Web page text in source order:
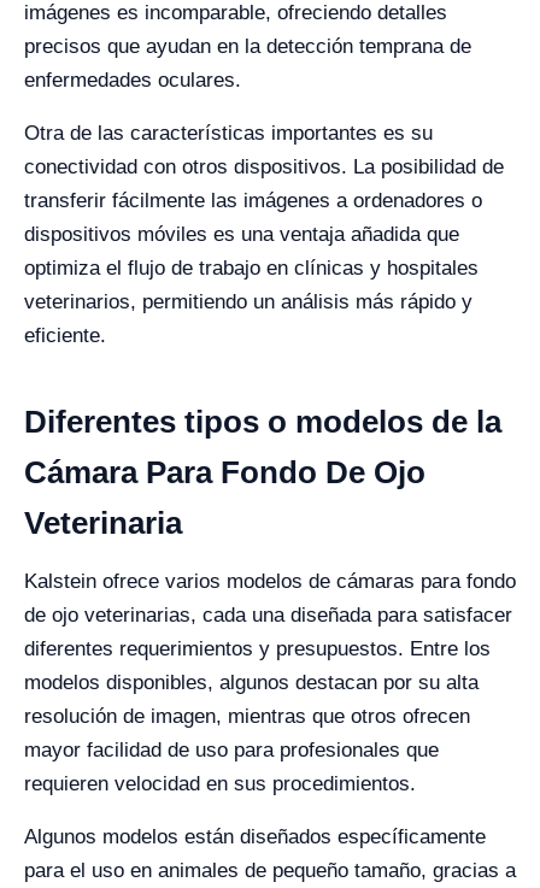
imágenes es incomparable, ofreciendo detalles
precisos que ayudan en la detección temprana de
enfermedades oculares.
Otra de las características importantes es su
conectividad con otros dispositivos. La posibilidad de
transferir fácilmente las imágenes a ordenadores o
dispositivos móviles es una ventaja añadida que
optimiza el flujo de trabajo en clínicas y hospitales
veterinarios, permitiendo un análisis más rápido y
eficiente.
Diferentes tipos o modelos de la
Cámara Para Fondo De Ojo
Veterinaria
Kalstein ofrece varios modelos de cámaras para fondo
de ojo veterinarias, cada una diseñada para satisfacer
diferentes requerimientos y presupuestos. Entre los
modelos disponibles, algunos destacan por su alta
resolución de imagen, mientras que otros ofrecen
mayor facilidad de uso para profesionales que
requieren velocidad en sus procedimientos.
Algunos modelos están diseñados específicamente
para el uso en animales de pequeño tamaño, gracias a